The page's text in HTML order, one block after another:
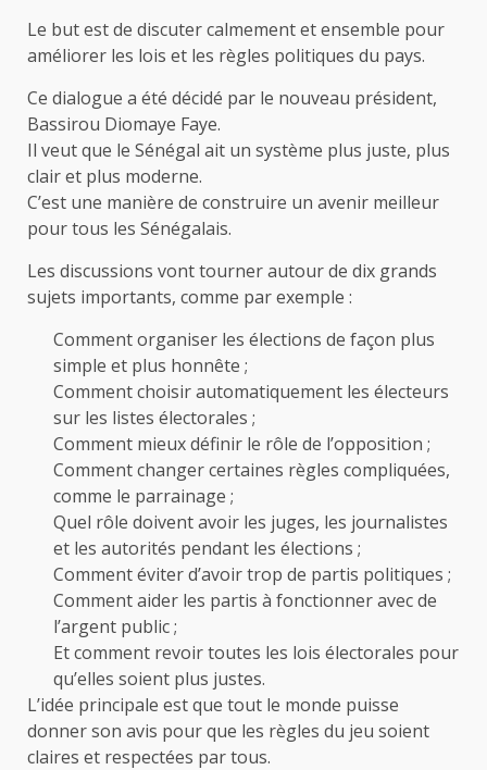
Le but est de discuter calmement et ensemble pour
améliorer les lois et les règles politiques du pays.
Ce dialogue a été décidé par le nouveau président,
Bassirou Diomaye Faye.
Il veut que le Sénégal ait un système plus juste, plus
clair et plus moderne.
C’est une manière de construire un avenir meilleur
pour tous les Sénégalais.
Les discussions vont tourner autour de dix grands
sujets importants, comme par exemple :
Comment organiser les élections de façon plus
simple et plus honnête ;
Comment choisir automatiquement les électeurs
sur les listes électorales ;
Comment mieux définir le rôle de l’opposition ;
Comment changer certaines règles compliquées,
comme le parrainage ;
Quel rôle doivent avoir les juges, les journalistes
et les autorités pendant les élections ;
Comment éviter d’avoir trop de partis politiques ;
Comment aider les partis à fonctionner avec de
l’argent public ;
Et comment revoir toutes les lois électorales pour
qu’elles soient plus justes.
L’idée principale est que tout le monde puisse
donner son avis pour que les règles du jeu soient
claires et respectées par tous.